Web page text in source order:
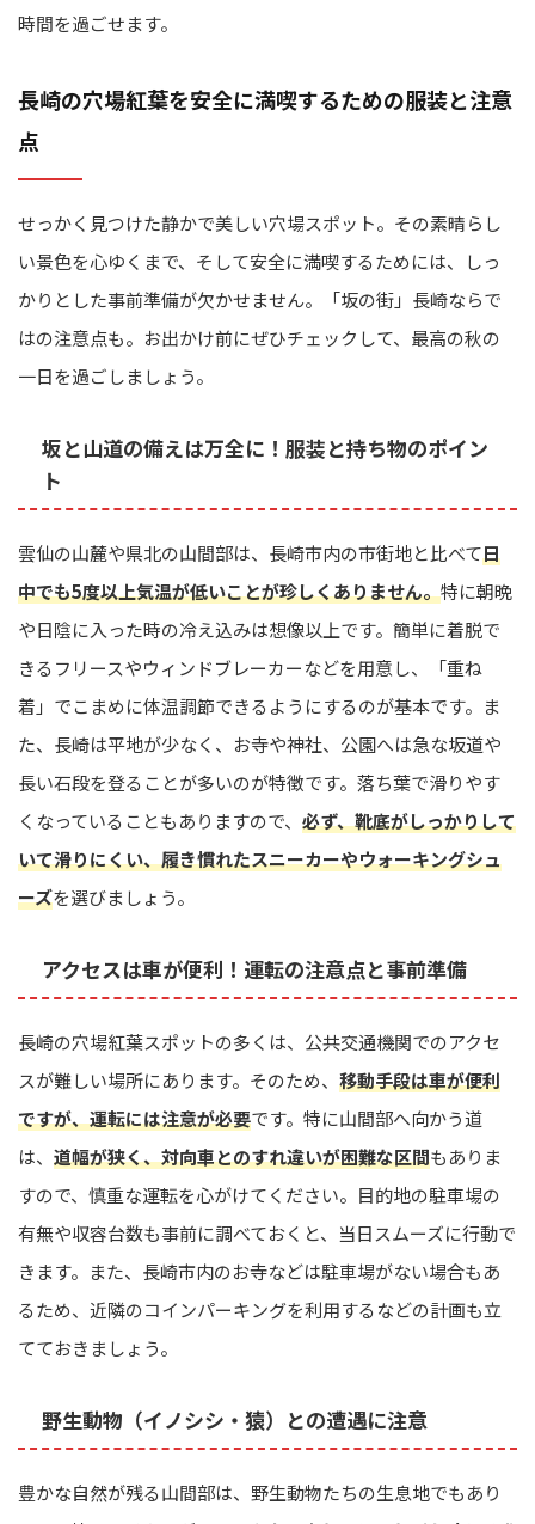
時間を過ごせます。
長崎の穴場紅葉を安全に満喫するための服装と注意
点
せっかく見つけた静かで美しい穴場スポット。その素晴らし
い景色を心ゆくまで、そして安全に満喫するためには、しっ
かりとした事前準備が欠かせません。「坂の街」長崎ならで
はの注意点も。お出かけ前にぜひチェックして、最高の秋の
一日を過ごしましょう。
坂と山道の備えは万全に！服装と持ち物のポイン
ト
雲仙の山麓や県北の山間部は、長崎市内の市街地と比べて日
中でも5度以上気温が低いことが珍しくありません。特に朝晩
や日陰に入った時の冷え込みは想像以上です。簡単に着脱で
きるフリースやウィンドブレーカーなどを用意し、「重ね
着」でこまめに体温調節できるようにするのが基本です。ま
た、長崎は平地が少なく、お寺や神社、公園へは急な坂道や
長い石段を登ることが多いのが特徴です。落ち葉で滑りやす
くなっていることもありますので、 必ず、靴底がしっかりして
いて滑りにくい、履き慣れたスニーカーやウォーキングシュ
ーズを選びましょう。
アクセスは車が便利！運転の注意点と事前準備
長崎の穴場紅葉スポットの多くは、公共交通機関でのアクセ
スが難しい場所にあります。そのため、 移動手段は車が便利
ですが、運転には注意が必要です。特に山間部へ向かう道
は、 道幅が狭く、対向車とのすれ違いが困難な区間もありま
すので、慎重な運転を心がけてください。目的地の駐車場の
有無や収容台数も事前に調べておくと、当日スムーズに行動で
きます。また、長崎市内のお寺などは駐車場がない場合もあ
るため、近隣のコインパーキングを利用するなどの計画も立
てておきましょう。
野生動物（イノシシ・猿）との遭遇に注意
豊かな自然が残る山間部は、野生動物たちの生息地でもあり